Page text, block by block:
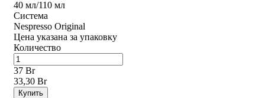
40 мл/110 мл
Система
Nespresso Original
Цена указана за упаковку
Количество
37 Br
33,30 Br
Купить